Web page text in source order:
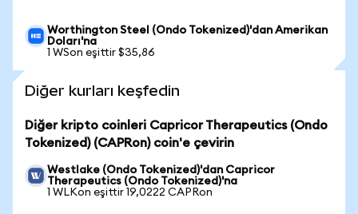
Worthington Steel (Ondo Tokenized)'dan Amerikan
Doları'na
1 WSon eşittir $35,86
Diğer kurları keşfedin
Diğer kripto coinleri Capricor Therapeutics (Ondo
Tokenized) (CAPRon) coin'e çevirin
Westlake (Ondo Tokenized)'dan Capricor
Therapeutics (Ondo Tokenized)'na
1 WLKon eşittir 19,0222 CAPRon